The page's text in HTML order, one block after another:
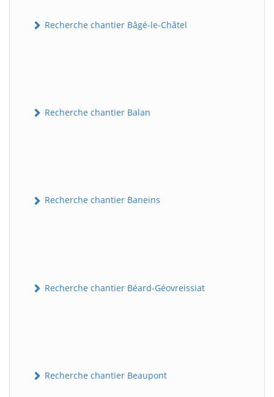
Recherche chantier Bâgé-le-Châtel
Recherche chantier Balan
Recherche chantier Baneins
Recherche chantier Béard-Géovreissiat
Recherche chantier Beaupont